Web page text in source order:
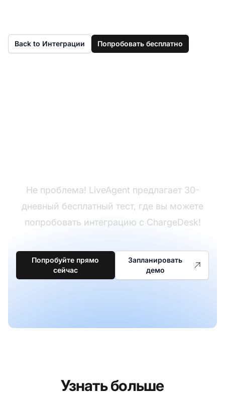
Back to Интеграции Попробовать бесплатно
Не проблема! LiveAgent предлагает 30-
дневный бесплатный тест, где вы можете
попробовать интеграцию с ChargeDesk!
Попробуйте прямо
сейчас
Запланировать
демо
Узнать больше